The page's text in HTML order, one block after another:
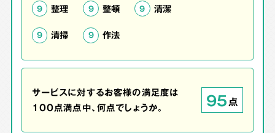
9 整理 9 整頓 9 清潔
9 清掃 9 作法
サービスに対するお客様の満足度は
100点満点中、何点でしょうか。
95点